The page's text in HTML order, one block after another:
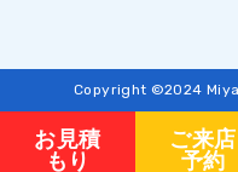
お見積
もり
ご来店
予約
Copyright ©2024